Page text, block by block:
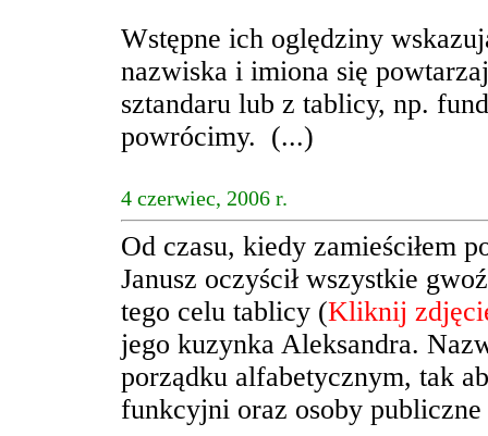
Wstępne ich oględziny
nazwiska i imiona się
sztandaru lub z tablicy, np.
powrócimy. (...)
4 czerwiec, 2006 r.
Od czasu, kiedy zamieściłem
Janusz oczyścił wszystkie
tego celu tablicy (Kliknij
jego kuzynka Aleksandra.
porządku alfabetycznym, tak
funkcyjni oraz osoby